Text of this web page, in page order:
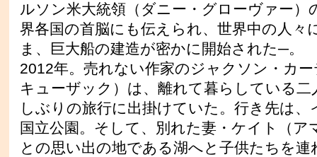
ルソン米大統領（ダニー・グローヴァー）
界各国の首脳にも伝えられ、世界中の人々
ま、巨大船の建造が密かに開始された─。
2012年。売れない作家のジャクソン・カ
キューザック）は、離れて暮らしている二
しぶりの旅行に出掛けていた。行き先は、
国立公園。そして、別れた妻・ケイト（ア
との思い出の地である湖へと子供たちを